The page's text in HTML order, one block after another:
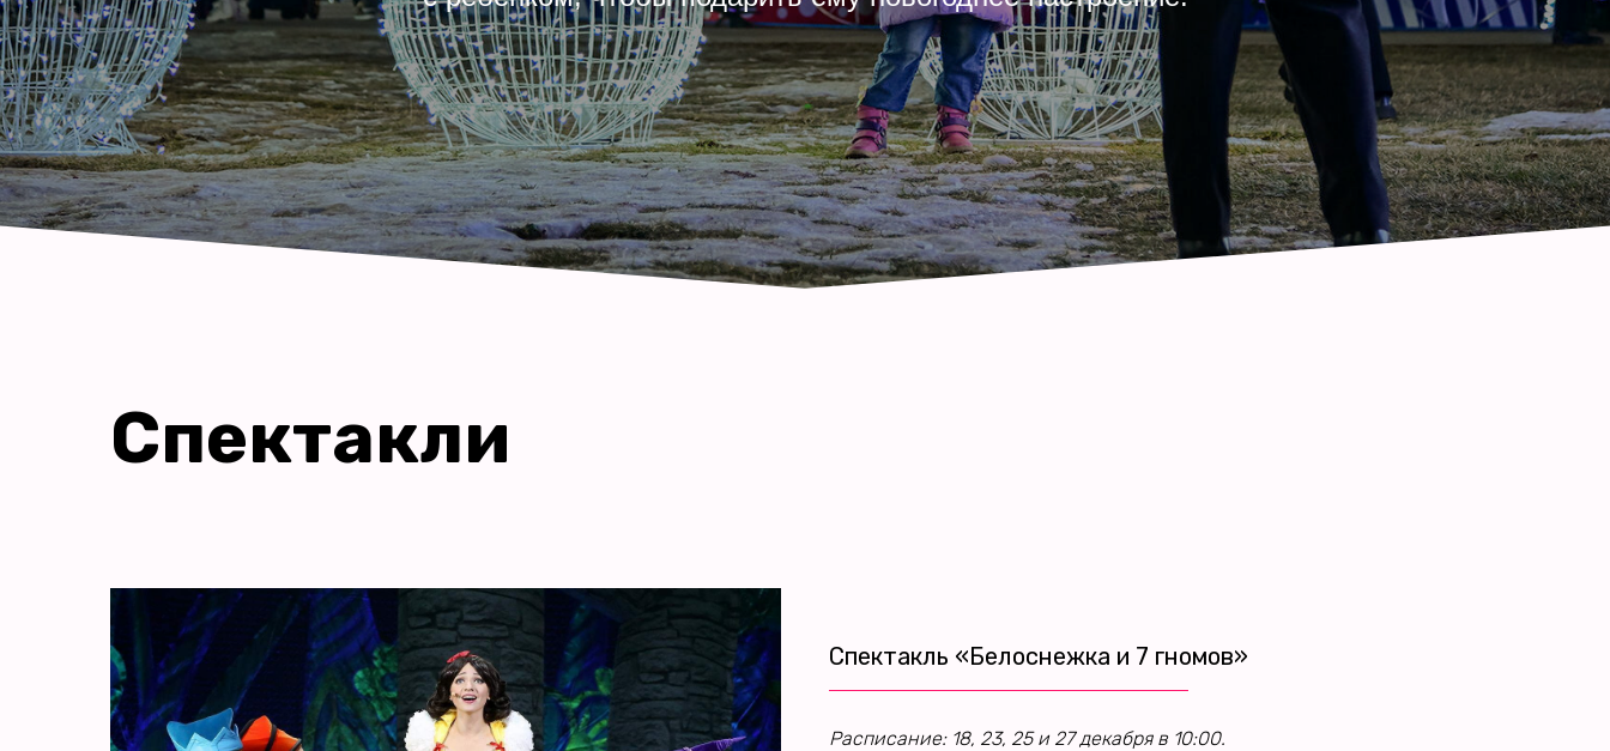
Спектакли
Спектакль «Белоснежка и 7 гномов»
Расписание: 18, 23, 25 и 27 декабря в 10:00.